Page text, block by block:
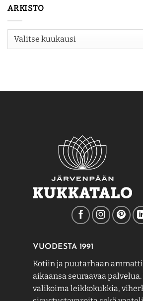
ARKISTO
Arkisto
VUODESTA 1991
Kotiin ja puutarhaan
aikaansa seuraavaa palvelua.
valikoima leikkokukkia,